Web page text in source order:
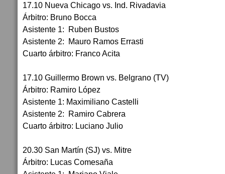
17.10 Nueva Chicago vs. Ind. Rivadavia
Árbitro: Bruno Bocca
Asistente 1: Ruben Bustos
Asistente 2: Mauro Ramos Errasti
Cuarto árbitro: Franco Acita
17.10 Guillermo Brown vs. Belgrano (TV)
Árbitro: Ramiro López
Asistente 1: Maximiliano Castelli
Asistente 2: Ramiro Cabrera
Cuarto árbitro: Luciano Julio
20.30 San Martín (SJ) vs. Mitre
Árbitro: Lucas Comesaña